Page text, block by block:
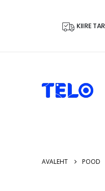
KIIRE
AVALEHT POOD